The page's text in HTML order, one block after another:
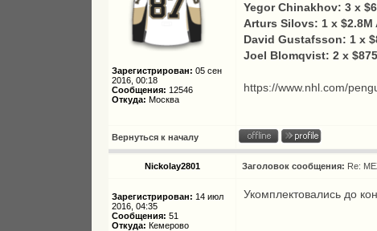
Зарегистрирован: 05 сен
2016, 00:18
Сообщения: 12546
Откуда: Москва
Yegor Chinakhov: 3 x
Arturs Silovs: 1 x $2.8M
David Gustafsson: 1 x
Joel Blomqvist: 2 x
https://www.nhl.com/
Вернуться к началу
Nickolay2801 Заголовок сообщения: Re:
Зарегистрирован: 14 июл
2016, 04:35
Сообщения: 51
Откуда: Кемерово
Укомплектовались до